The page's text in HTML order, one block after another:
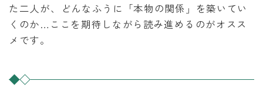
た二人が、どんなふうに「本物の関係」を築いてい
くのか…ここを期待しながら読み進めるのがオスス
メです。